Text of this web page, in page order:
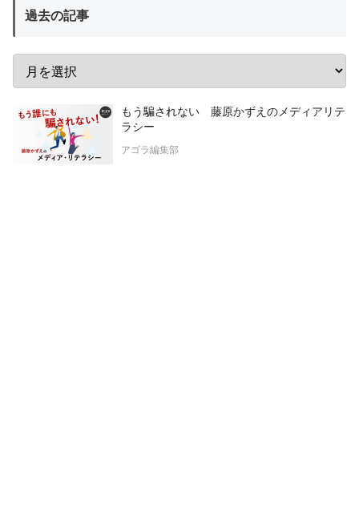
過去の記事
もう騙されない 藤原かずえのメディアリテ
ラシー
アゴラ編集部